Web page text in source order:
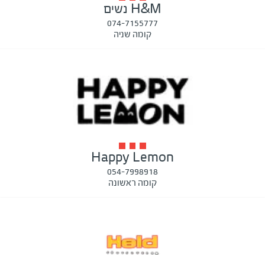
H&M נשים
074-7155777
קומה שניה
Happy Lemon
054-7998918
קומה ראשונה